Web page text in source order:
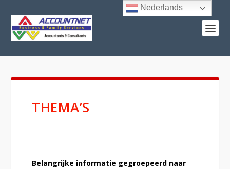
THEMA’S
Belangrijke informatie gegroepeerd naar
Nederlands